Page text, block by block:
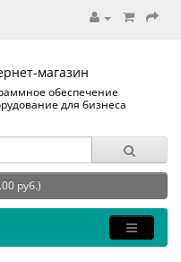
магазин
обеспечение
для бизнеса
руб.)